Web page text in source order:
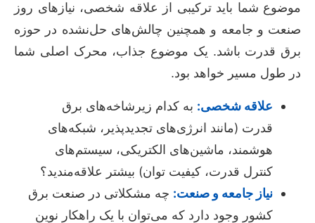
موضوع شما باید ترکیبی از علاقه شخصی، نیازهای روز
صنعت و جامعه و همچنین چالش‌های حل‌نشده در حوزه
برق قدرت باشد. یک موضوع جذاب، محرک اصلی شما
در طول مسیر خواهد بود.
علاقه شخصی: به کدام زیرشاخه‌های برق
قدرت (مانند انرژی‌های تجدیدپذیر، شبکه‌های
هوشمند، ماشین‌های الکتریکی، سیستم‌های
کنترل قدرت، کیفیت توان) بیشتر علاقه‌مندید؟
نیاز جامعه و صنعت: چه مشکلاتی در صنعت برق
کشور وجود دارد که می‌توان با یک راهکار نوین